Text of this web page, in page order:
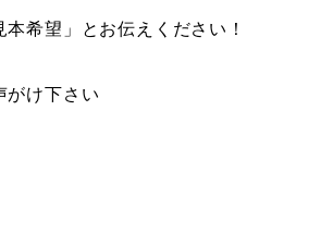
本希望」とお伝えください！
がけ下さい